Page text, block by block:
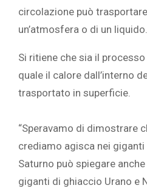
circolazione può
un’atmosfera o di un liquido.
Si ritiene che sia il
quale il calore dall’interno
trasportato in superficie.
“Speravamo di dimostrare
crediamo agisca nei
Saturno può spiegare
giganti di ghiaccio Urano e